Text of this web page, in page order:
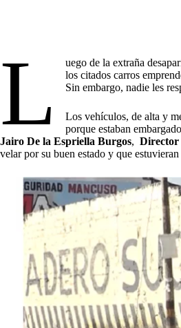
L
uego de la extraña
los citados carros
Sin embargo, nadie les
Los vehículos, de alta y
porque estaban
Jairo De la Espriella Burgos, Director
velar por su buen estado y que